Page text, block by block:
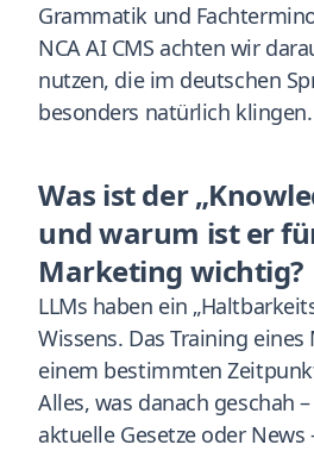
Grammatik und
NCA AI CMS achten wir
nutzen, die im deutschen
besonders natürlich klingen.
Was ist der
und warum ist er
Marketing wichtig?
LLMs haben ein
Wissens. Das Training
einem bestimmten
Alles, was danach geschah
aktuelle Gesetze oder News